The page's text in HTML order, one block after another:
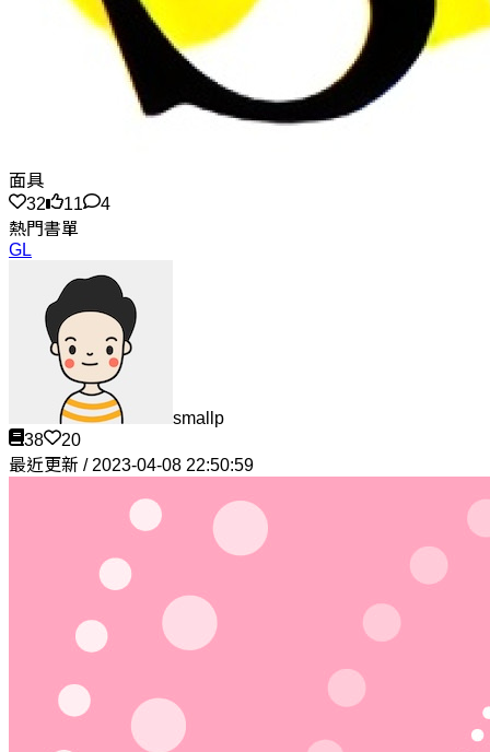
面具
32
11
4
熱門書單
GL
smallp
38
20
最近更新 / 2023-04-08 22:50:59